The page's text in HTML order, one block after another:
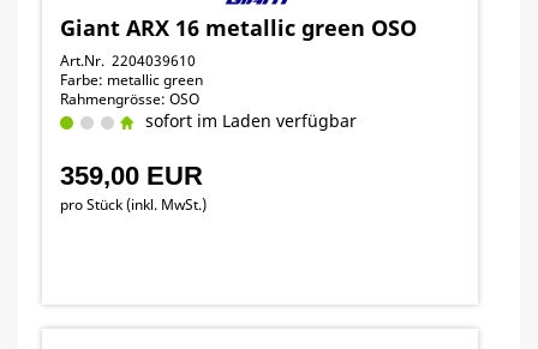
Giant ARX 16 metallic green OSO
Art.Nr. 2204039610
Farbe: metallic green
Rahmengrösse: OSO
sofort im Laden verfügbar
359,00 EUR
pro Stück (inkl. MwSt.)